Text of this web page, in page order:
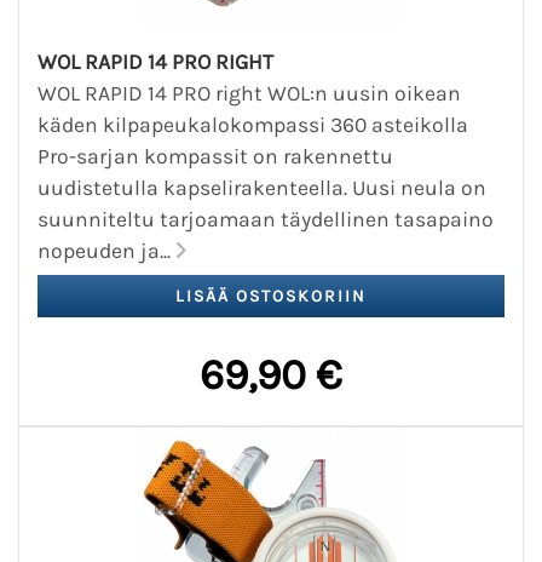
WOL RAPID 14 PRO RIGHT
WOL RAPID 14 PRO right WOL:n uusin oikean
käden kilpapeukalokompassi 360 asteikolla
Pro-sarjan kompassit on rakennettu
uudistetulla kapselirakenteella. Uusi neula on
suunniteltu tarjoamaan täydellinen tasapaino
nopeuden ja...
69,90 €